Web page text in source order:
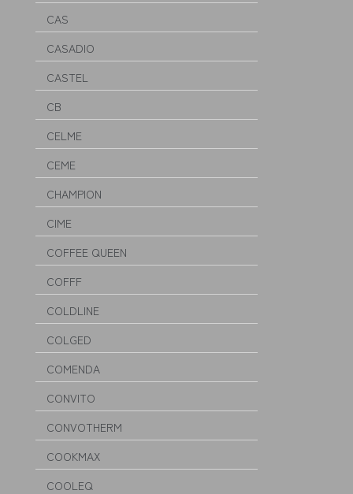
CAS
CASADIO
CASTEL
CB
CELME
CEME
CHAMPION
CIME
COFFEE QUEEN
COFFF
COLDLINE
COLGED
COMENDA
CONVITO
CONVOTHERM
COOKMAX
COOLEQ